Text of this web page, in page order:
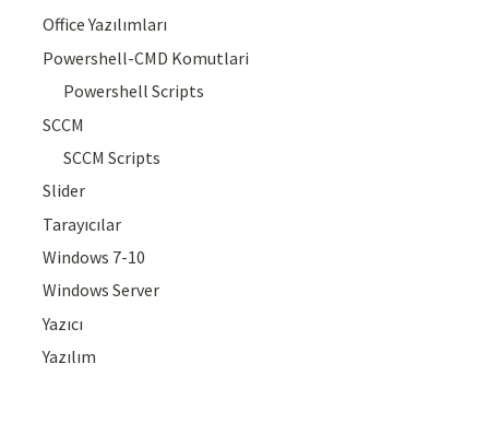
Office Yazılımları
Powershell-CMD Komutlari
Powershell Scripts
SCCM
SCCM Scripts
Slider
Tarayıcılar
Windows 7-10
Windows Server
Yazıcı
Yazılım